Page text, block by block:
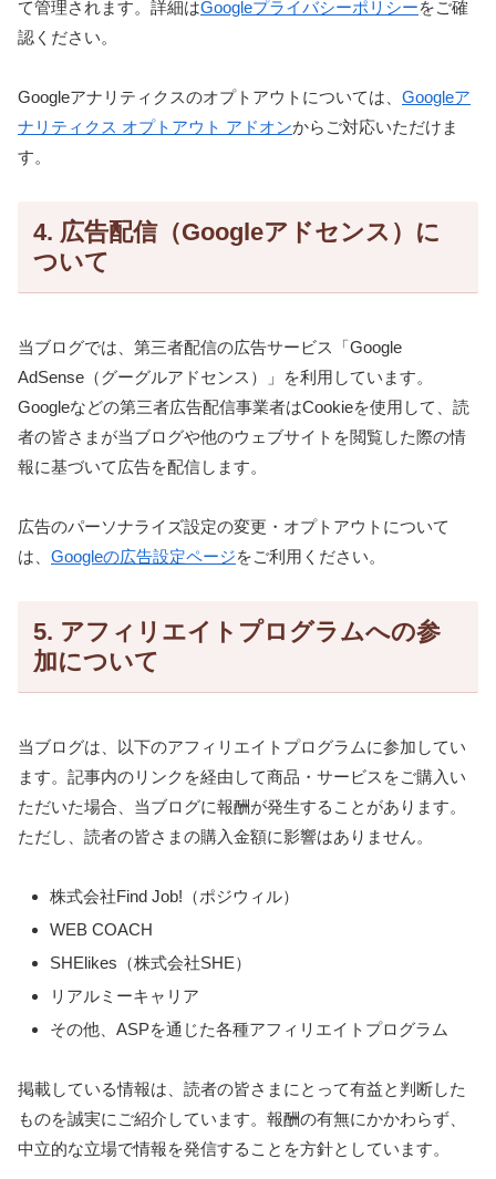
て管理されます。詳細はGoogleプライバシーポリシーをご確
認ください。
Googleアナリティクスのオプトアウトについては、 Googleア
ナリティクス オプトアウト アドオンからご対応いただけま
す。
4. 広告配信（Googleアドセンス）に
ついて
当ブログでは、第三者配信の広告サービス「Google
AdSense（グーグルアドセンス）」を利用しています。
Googleなどの第三者広告配信事業者はCookieを使用して、読
者の皆さまが当ブログや他のウェブサイトを閲覧した際の情
報に基づいて広告を配信します。
広告のパーソナライズ設定の変更・オプトアウトについて
は、 Googleの広告設定ページをご利用ください。
5. アフィリエイトプログラムへの参
加について
当ブログは、以下のアフィリエイトプログラムに参加してい
ます。記事内のリンクを経由して商品・サービスをご購入い
ただいた場合、当ブログに報酬が発生することがあります。
ただし、読者の皆さまの購入金額に影響はありません。
株式会社Find Job!（ポジウィル）
WEB COACH
SHElikes（株式会社SHE）
リアルミーキャリア
その他、ASPを通じた各種アフィリエイトプログラム
掲載している情報は、読者の皆さまにとって有益と判断した
ものを誠実にご紹介しています。報酬の有無にかかわらず、
中立的な立場で情報を発信することを方針としています。